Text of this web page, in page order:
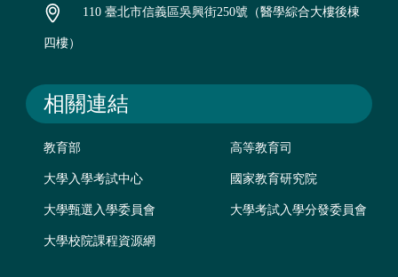
110 臺北市信義區吳興街250號（醫學綜合大樓後棟
四樓）
相關連結
教育部 高等教育司
大學入學考試中心 國家教育研究院
大學甄選入學委員會 大學考試入學分發委員會
大學校院課程資源網